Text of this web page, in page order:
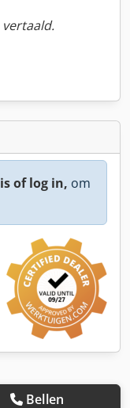
of log in, om
Bellen